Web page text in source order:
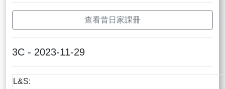
查看昔日家課冊
3C - 2023-11-29
L&S: